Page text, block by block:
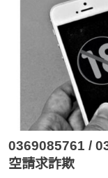
0369085761 /
空請求詐欺